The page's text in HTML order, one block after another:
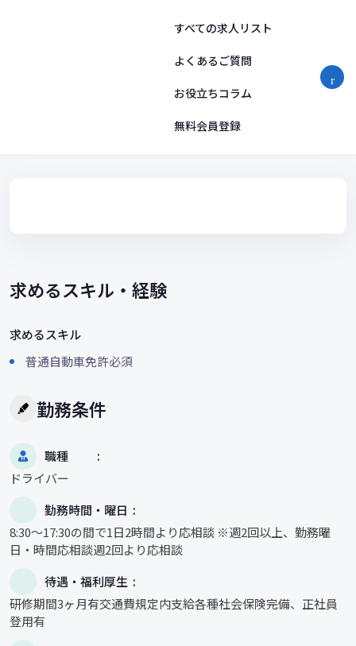
すべての求人リスト
よくあるご質問
お役立ちコラム
無料会員登録
求めるスキル・経験
求めるスキル
普通自動車免許必須
勤務条件
職種
ドライバー
勤務時間・曜日
8:30～17:30の間で1日2時間より応相談 ※週2回以上、勤務曜
日・時間応相談週2回より応相談
待遇・福利厚生
研修期間3ヶ月有交通費規定内支給各種社会保険完備、正社員
登用有